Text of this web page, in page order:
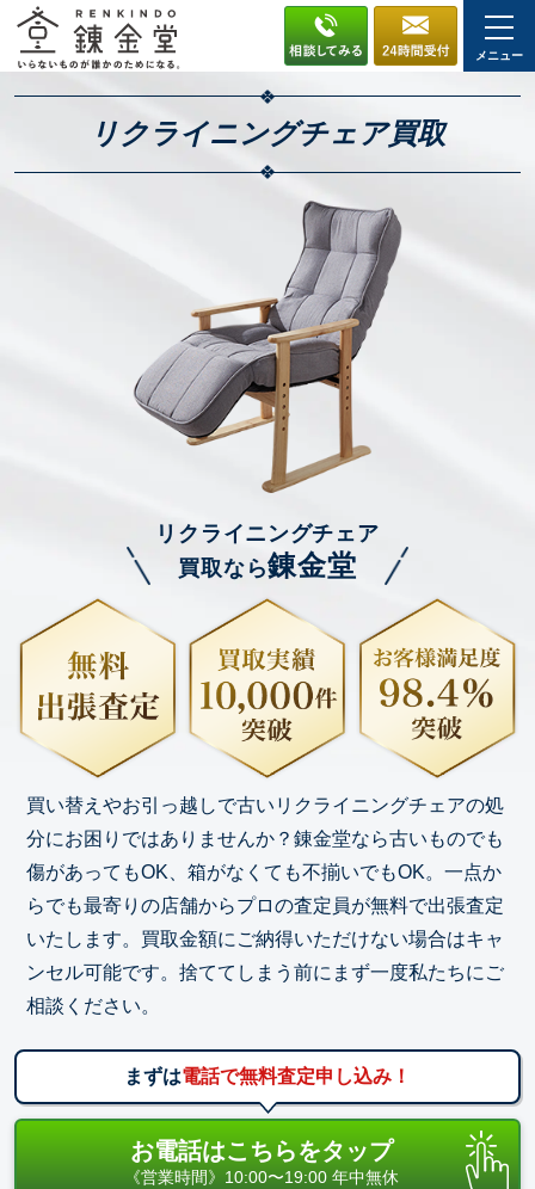
メニュー
リクライニングチェア買取
リクライニングチェア
買取なら錬金堂
買い替えやお引っ越しで古いリクライニングチェアの処
分にお困りではありませんか？錬金堂なら古いものでも
傷があってもOK、箱がなくても不揃いでもOK。一点か
らでも最寄りの店舗からプロの査定員が無料で出張査定
いたします。買取金額にご納得いただけない場合はキャ
ンセル可能です。捨ててしまう前にまず一度私たちにご
相談ください。
まずは電話で無料査定申し込み！
お電話はこちらをタップ
《営業時間》10:00〜19:00 年中無休